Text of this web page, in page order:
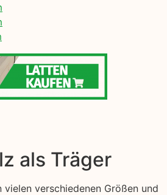
als Träger
vielen verschiedenen Größen und